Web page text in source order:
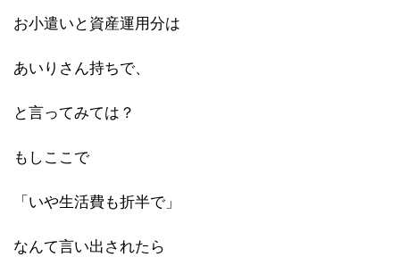
お小遣いと資産運用分は
あいりさん持ちで、
と言ってみては？
もしここで
「いや生活費も折半で」
なんて言い出されたら